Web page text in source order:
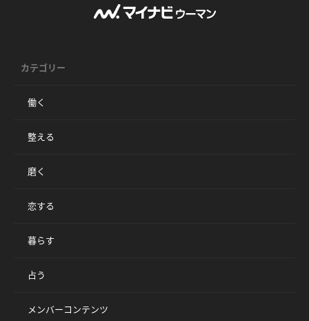
カテゴリー
働く
整える
磨く
恋する
暮らす
占う
メンバーコンテンツ